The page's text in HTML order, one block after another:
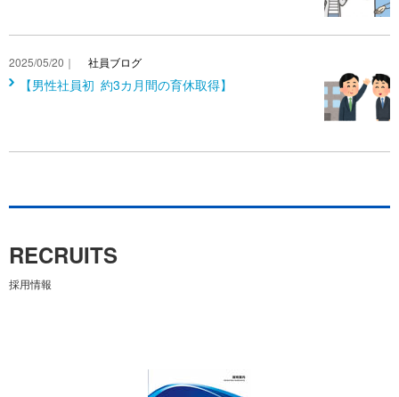
2025/05/20｜ 社員ブログ
【男性社員初 約3カ月間の育休取得】
RECRUITS
採用情報